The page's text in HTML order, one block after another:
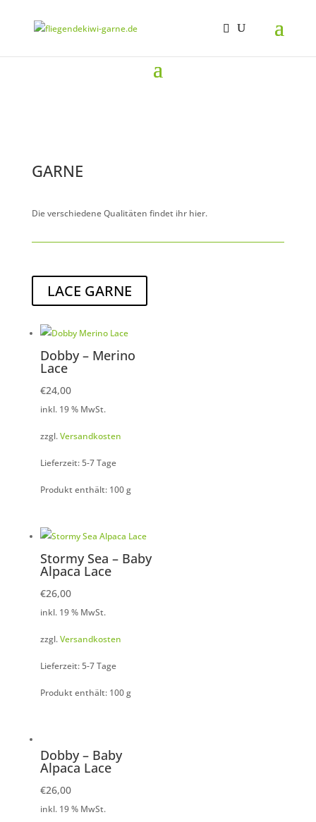
GARNE
Die verschiedene Qualitäten findet ihr hier.
LACE GARNE
Dobby – Merino
Lace
€24,00
inkl. 19 % MwSt.
zzgl.Versandkosten
Lieferzeit: 5-7 Tage
Produkt enthält: 100g
Stormy Sea – Baby
Alpaca Lace
€26,00
inkl. 19 % MwSt.
zzgl.Versandkosten
Lieferzeit: 5-7 Tage
Produkt enthält: 100g
Dobby – Baby
Alpaca Lace
€26,00
inkl. 19 % MwSt.